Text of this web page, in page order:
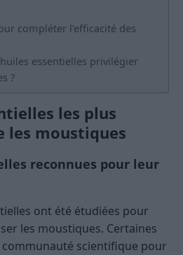
compléter l’efficacité des
essentielles privilégier
?
les plus
les moustiques
reconnues pour leur
ont été étudiées pour
les moustiques. Certaines
scientifique pour